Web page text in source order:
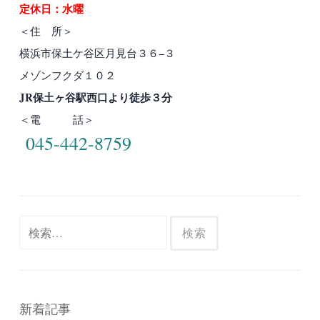
定休日：水曜
＜住 所＞
横浜市保土ケ谷区月見台３６−３
メゾンフクダ１０２
JR保土ヶ谷駅西口より徒歩３分
＜電 話＞
045-442-8759
新着記事